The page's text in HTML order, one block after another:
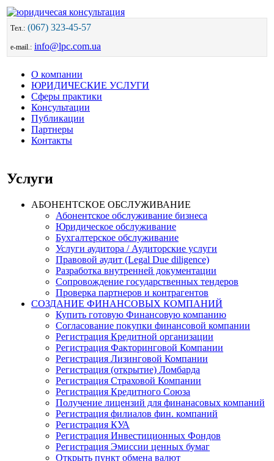
Тел.: (067) 323-45-57
e-mail.: info@lpc.com.ua
О компании
ЮРИДИЧЕСКИЕ УСЛУГИ
Сферы практики
Консультации
Публикации
Партнеры
Контакты
Услуги
АБОНЕНТСКОЕ ОБСЛУЖИВАНИЕ
Абонентское обслуживание бизнеса
Юридическое обслуживание
Бухгалтерское обслуживание
Услуги аудитора / Аудиторские услуги
Правовой аудит (Legal Due diligence)
Разработка внутренней документации
Сопровождение государственных тендеров
Проверка партнеров и контрагентов
СОЗДАНИЕ ФИНАНСОВЫХ КОМПАНИЙ
Купить готовую Финансовую компанию
Согласование покупки финансовой компании
Регистрация Кредитной организации
Регистрация Факторинговой Компании
Регистрация Лизинговой Компании
Регистрация (открытие) Ломбарда
Регистрация Страховой Компании
Регистрация Кредитного Союза
Получение лицензий для финанасовых компаний
Регистрация филиалов фин. компаний
Регистрация КУА
Регистрация Инвестиционных Фондов
Регистрация Эмиссии ценных бумаг
Открыть пункт обмена валют